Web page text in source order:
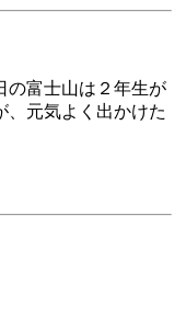
の富士山は２年生が
、元気よく出かけた